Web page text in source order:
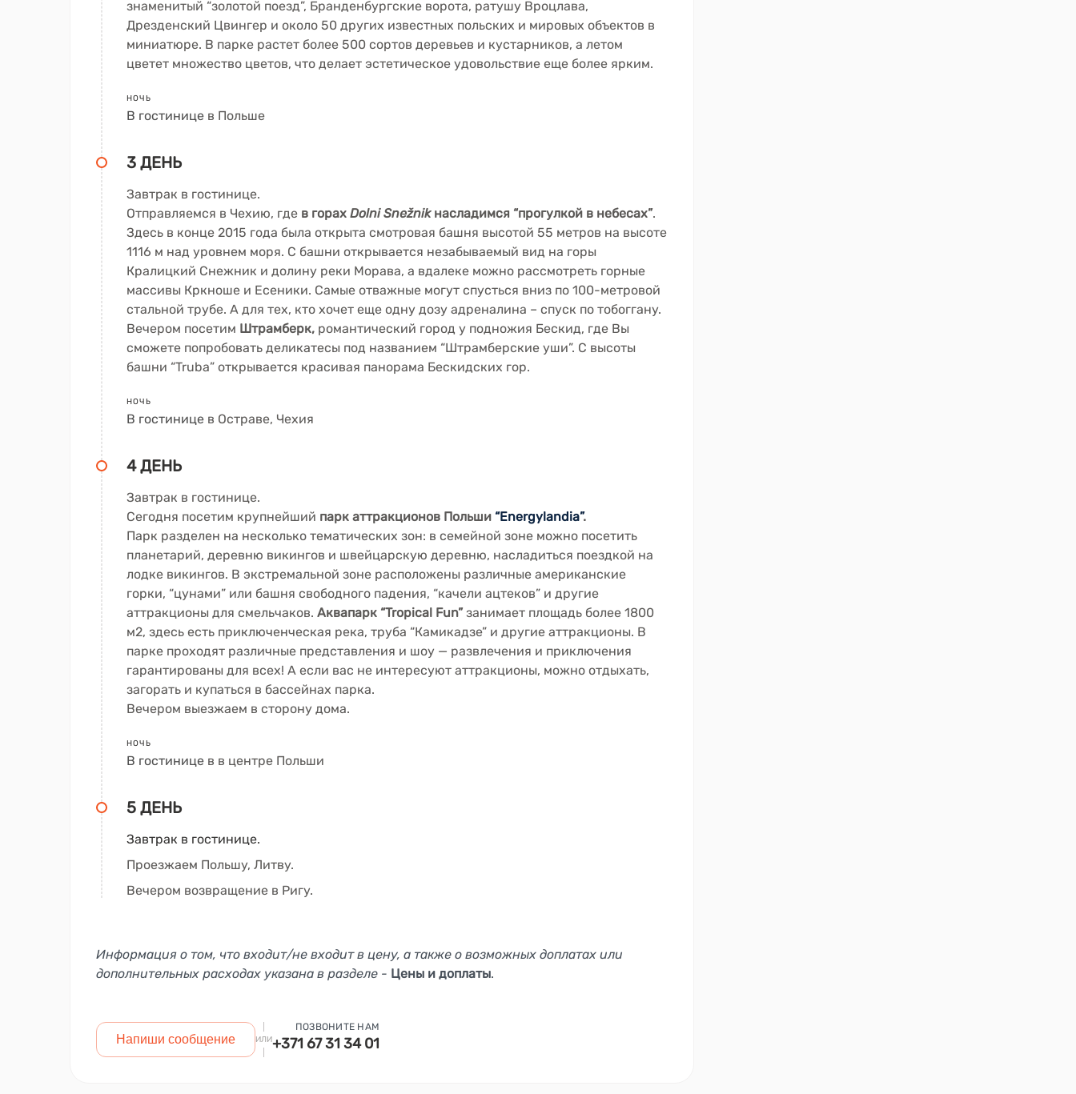
знаменитый “золотой поезд”, Бранденбургские ворота, ратушу Вроцлава,
Дрезденский Цвингер и около 50 других известных польских и мировых объектов в
миниатюре. В парке растет более 500 сортов деревьев и кустарников, а летом
цветет множество цветов, что делает эстетическое удовольствие еще более ярким.
НОЧЬ
В гостинице в Польше
3 ДЕНЬ
Завтрак в гостинице.
Отправляемся в Чехию, где в горах Dolni Snežnik насладимся “прогулкой в небесах”.
Здесь в конце 2015 года была открыта смотровая башня высотой 55 метров на высоте
1116 м над уровнем моря. С башни открывается незабываемый вид на горы
Кралицкий Снежник и долину реки Морава, а вдалеке можно рассмотреть горные
массивы Кркноше и Есеники. Самые отважные могут спусться вниз по 100-метровой
стальной трубе. А для тех, кто хочет еще одну дозу адреналина – спуск по тобоггану.
Вечером посетим Штрамберк, романтический город у подножия Бескид, где Вы
сможете попробовать деликатесы под названием “Штрамберские уши”. С высоты
башни “Truba” открывается красивая панорама Бескидских гор.
НОЧЬ
В гостинице в Остраве, Чехия
4 ДЕНЬ
Завтрак в гостинице.
Сегодня посетим крупнейший парк аттракционов Польши “Energylandia”.
Парк разделен на несколько тематических зон: в семейной зоне можно посетить
планетарий, деревню викингов и швейцарскую деревню, насладиться поездкой на
лодке викингов. В экстремальной зоне расположены различные американские
горки, “цунами” или башня свободного падения, “качели ацтеков” и другие
аттракционы для смельчаков. Аквапарк “Tropical Fun”занимает площадь более 1800
м2, здесь есть приключенческая река, труба “Камикадзе” и другие аттракционы. В
парке проходят различные представления и шоу — развлечения и приключения
гарантированы для всех! А если вас не интересуют аттракционы, можно отдыхать,
загорать и купаться в бассейнах парка.
Вечером выезжаем в сторону дома.
НОЧЬ
В гостинице в в центре Польши
5 ДЕНЬ
Завтрак в гостинице.
Проезжаем Польшу, Литву.
Вечером возвращение в Ригу.
Информация о том, что входит/не входит в цену, а также о возможных доплатах или
дополнительных расходах указана в разделе - Цены и доплаты.
Напиши сообщение ИЛИ
ПОЗВОНИТЕ НАМ
+371 67 31 34 01